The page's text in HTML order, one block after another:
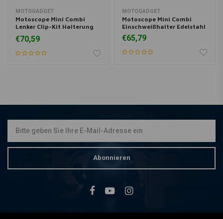
MOTOGADGET
Motoscope Mini Combi
Lenker Clip-Kit Halterung
€70,59
MOTOGADGET
Motoscope Mini Combi
Einschweißhalter Edelstahl
€65,79
Abonnieren